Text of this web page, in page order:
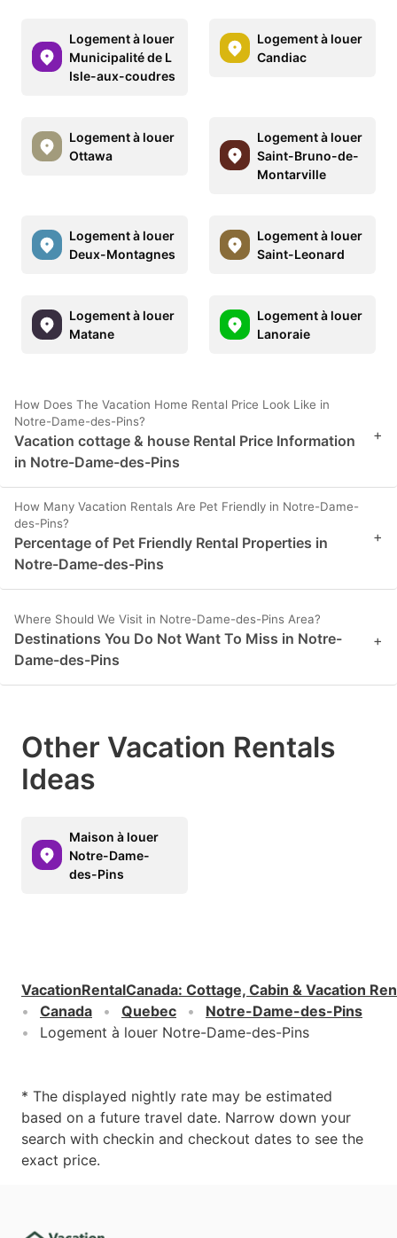
Logement à louer
Municipalité de L
Isle-aux-coudres
Logement à louer
Candiac
Logement à louer
Ottawa
Logement à louer
Saint-Bruno-de-
Montarville
Logement à louer
Deux-Montagnes
Logement à louer
Saint-Leonard
Logement à louer
Matane
Logement à louer
Lanoraie
How Does The Vacation Home Rental Price Look Like in
Notre-Dame-des-Pins?
Vacation cottage & house Rental Price Information
in Notre-Dame-des-Pins
+
How Many Vacation Rentals Are Pet Friendly in Notre-Dame-
des-Pins?
Percentage of Pet Friendly Rental Properties in
Notre-Dame-des-Pins
+
Where Should We Visit in Notre-Dame-des-Pins Area?
Destinations You Do Not Want To Miss in Notre-
Dame-des-Pins
+
Other Vacation Rentals
Ideas
Maison à louer
Notre-Dame-
des-Pins
VacationRentalCanada: Cottage, Cabin & Vacation
Canada
Quebec
Notre-Dame-des-Pins
Logement à louer Notre-Dame-des-Pins
* The displayed nightly rate may be estimated
based on a future travel date. Narrow down your
search with checkin and checkout dates to see the
exact price.